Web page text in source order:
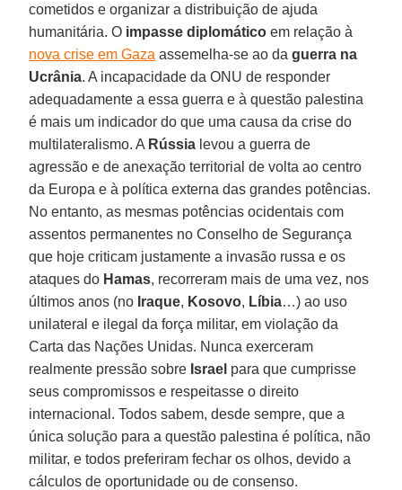
cometidos e organizar a distribuição de ajuda
humanitária. O impasse diplomático em relação à
nova crise em Gaza assemelha-se ao daguerra na
Ucrânia. A incapacidade da ONU de responder
adequadamente a essa guerra e à questão palestina
é mais um indicador do que uma causa da crise do
multilateralismo. A Rússia levou a guerra de
agressão e de anexação territorial de volta ao centro
da Europa e à política externa das grandes potências.
No entanto, as mesmas potências ocidentais com
assentos permanentes no Conselho de Segurança
que hoje criticam justamente a invasão russa e os
ataques do Hamas, recorreram mais de uma vez, nos
últimos anos (no Iraque, Kosovo, Líbia…) ao uso
unilateral e ilegal da força militar, em violação da
Carta das Nações Unidas. Nunca exerceram
realmente pressão sobre Israel para que cumprisse
seus compromissos e respeitasse o direito
internacional. Todos sabem, desde sempre, que a
única solução para a questão palestina é política, não
militar, e todos preferiram fechar os olhos, devido a
cálculos de oportunidade ou de consenso.